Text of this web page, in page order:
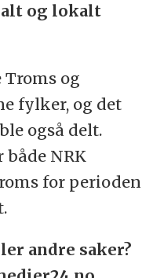
og lokalt
og
fylker, og det
også delt.
NRK
for perioden
andre saker?